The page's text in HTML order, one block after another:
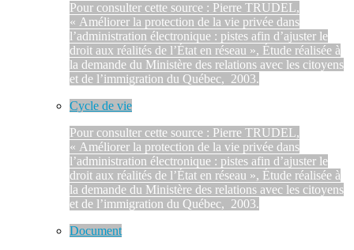
Pour consulter cette source : Pierre TRUDEL,
« Améliorer la protection de la vie privée dans
l’administration électronique : pistes afin d’ajuster le
droit aux réalités de l’État en réseau », Étude réalisée à
la demande du Ministère des relations avec les citoyens
et de l’immigration du Québec, 2003.
Cycle de vie
Pour consulter cette source : Pierre TRUDEL,
« Améliorer la protection de la vie privée dans
l’administration électronique : pistes afin d’ajuster le
droit aux réalités de l’État en réseau », Étude réalisée à
la demande du Ministère des relations avec les citoyens
et de l’immigration du Québec, 2003.
Document